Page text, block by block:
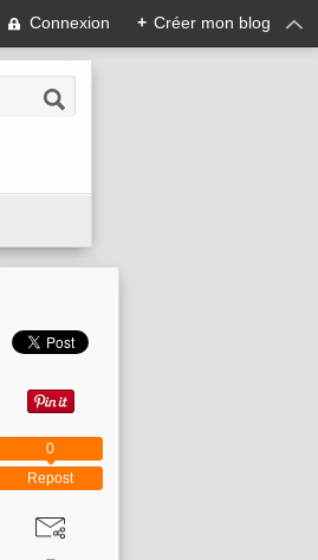
Connexion + Créer mon blog
Repost
0